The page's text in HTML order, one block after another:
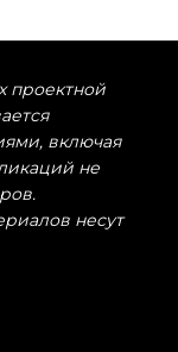
проектной
включая
не
несут